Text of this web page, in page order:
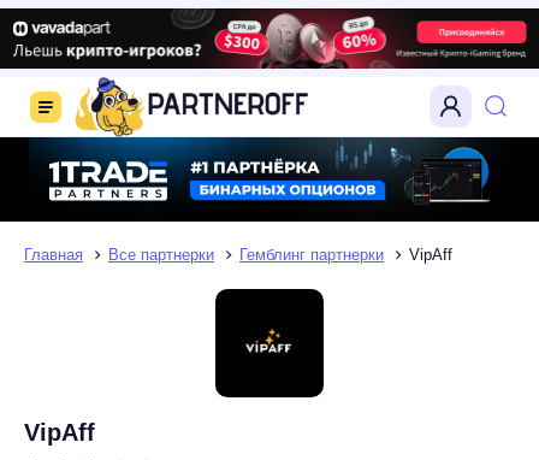
Главная Все партнерки Гемблинг партнерки VipAff
VipAff